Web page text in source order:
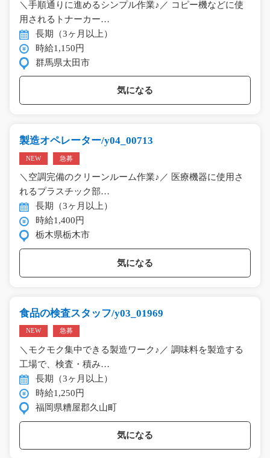
＼手順通りに進めるシンプル作業♪／ コピー機などに使
用されるトナーカー…
長期（3ヶ月以上）
時給1,150円
群馬県太田市
気になる
製造オペレーター/y04_00713
NEW 急募
＼空調完備のクリーンルーム作業♪／ 医療機器に使用さ
れるプラスチック部…
長期（3ヶ月以上）
時給1,400円
栃木県栃木市
気になる
食品の検査スタッフ/y03_01969
NEW 急募
＼モクモク集中できる製造ワーク♪／ 調味料を製造する
工場で、検査・積み…
長期（3ヶ月以上）
時給1,250円
福岡県糟屋郡久山町
気になる